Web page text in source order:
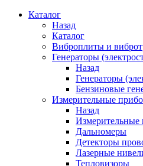
Каталог
Назад
Каталог
Виброплиты и
Генераторы
Назад
Генераторы
Бензиновые
Измерительные
Назад
Дальномеры
Детекторы
Лазерные
Тепловизоры